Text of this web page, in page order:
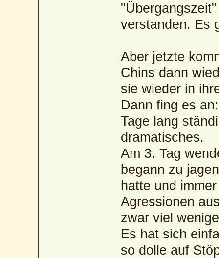
verstanden. Es
Aber jetzte
Chins dann
sie wieder in
Dann fing es
Tage lang
dramatisches.
Am 3. Tag
begann zu
hatte und
Agressionen
zwar viel
Es hat sich
so dolle auf